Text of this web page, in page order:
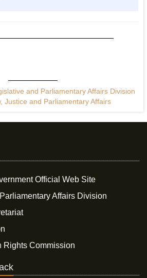
and Parliamentary Affairs Division
Justice and Parliamentary Affairs
Official Web Site
Affairs Division
Rights Commission